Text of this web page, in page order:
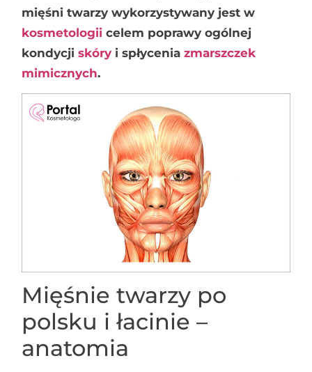
mięśni twarzy wykorzystywany jest w
kosmetologii celem poprawy ogólnej
kondycjiskóry i spłyceniazmarszczek
mimicznych.
Mięśnie twarzy po
polsku i łacinie –
anatomia